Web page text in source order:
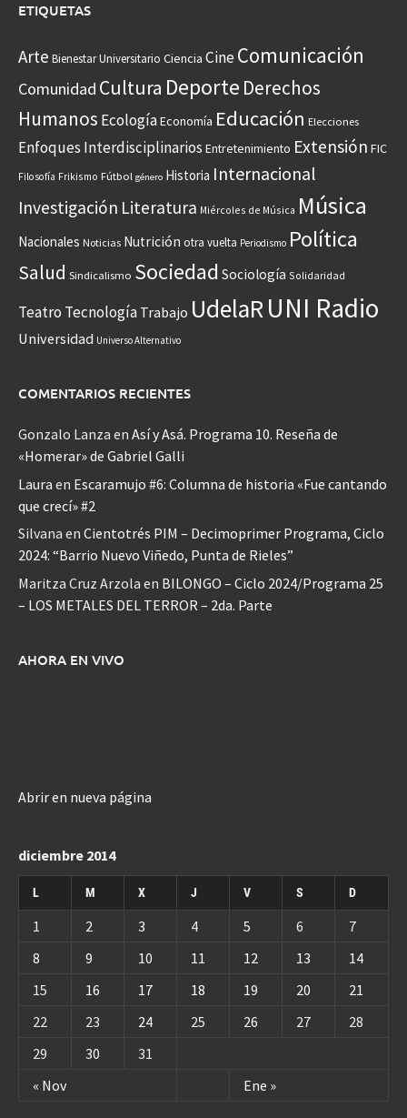
ETIQUETAS
Arte Bienestar Universitario Ciencia CineComunicación
Comunidad Cultura Deporte Derechos
Humanos EcologíaEconomía Educación Elecciones
Enfoques Interdisciplinarios Entretenimiento Extensión FIC
Filosofía Frikismo Fútbol género Historia Internacional
Investigación Literatura Miércoles de Música Música
Nacionales Noticias Nutrición otra vuelta Periodismo Política
Salud Sindicalismo Sociedad Sociología Solidaridad
Teatro Tecnología Trabajo UdelaRUNI Radio
Universidad Universo Alternativo
COMENTARIOS RECIENTES
Gonzalo Lanza en Así y Asá. Programa 10. Reseña de
«Homerar» de Gabriel Galli
Laura en Escaramujo #6: Columna de historia «Fue cantando
que crecí» #2
Silvana en Cientotrés PIM – Decimoprimer Programa, Ciclo
2024: “Barrio Nuevo Viñedo, Punta de Rieles”
Maritza Cruz Arzola en BILONGO – Ciclo 2024/Programa 25
– LOS METALES DEL TERROR – 2da. Parte
AHORA EN VIVO
Abrir en nueva página
diciembre 2014
L M X J V S D
« Nov Ene »
1 2 3 4 5 6
7
8
9 10 11 12 13
14
15
16 17 18 19 20
21
22
23 24 25 26 27
28
29
30 31